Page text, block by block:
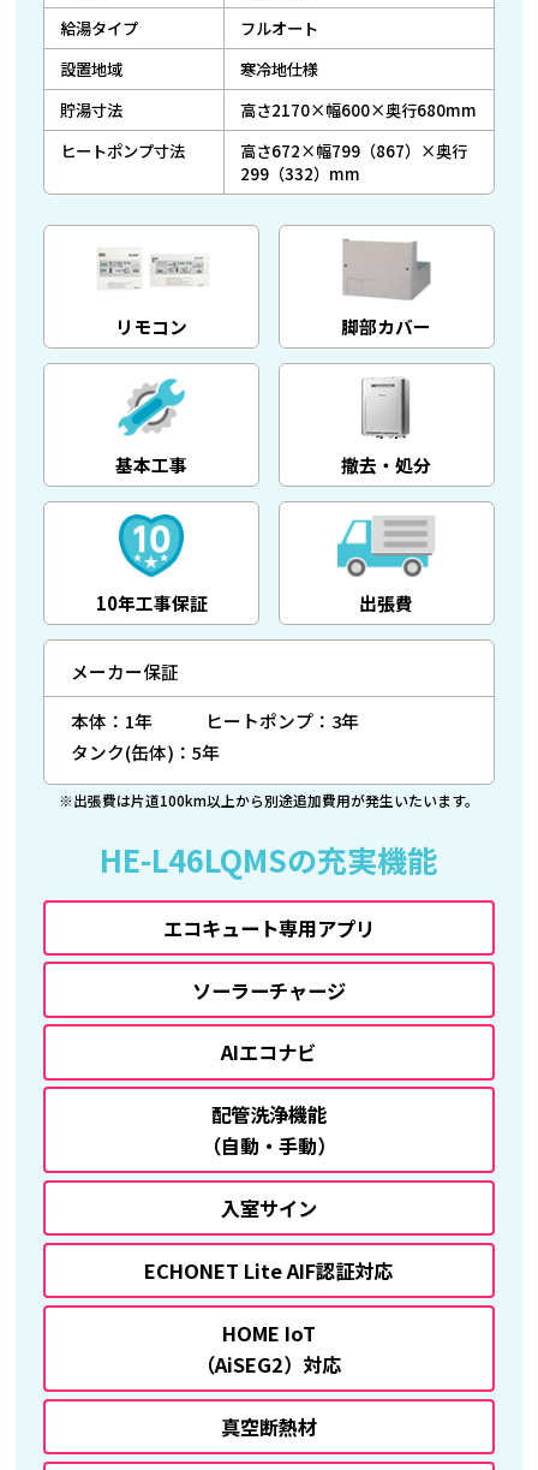
給湯タイプ
フルオート
設置地域
寒冷地仕様
貯湯寸法
高さ2170×幅600×奥行680mm
ヒートポンプ寸法
高さ672×幅799（867）×奥行
299（332）mm
リモコン 脚部カバー
基本工事 撤去・処分
10年工事保証 出張費
メーカー保証
本体：1年
ヒートポンプ：3年
タンク(缶体)：5年
※出張費は片道100km以上から別途追加費用が発生いたいます。
HE-L46LQMSの充実機能
エコキュート専用アプリ
ソーラーチャージ
AIエコナビ
配管洗浄機能
（自動・手動）
入室サイン
ECHONET Lite AIF認証対応
HOME IoT
（AiSEG2）対応
真空断熱材